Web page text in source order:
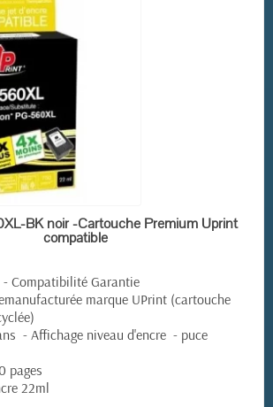
EN STOCK
BK noir -Cartouche Premium Uprint
compatible
Compatibilité Garantie
marque UPrint (cartouche
- Affichage niveau d'encre - puce
pages
22ml